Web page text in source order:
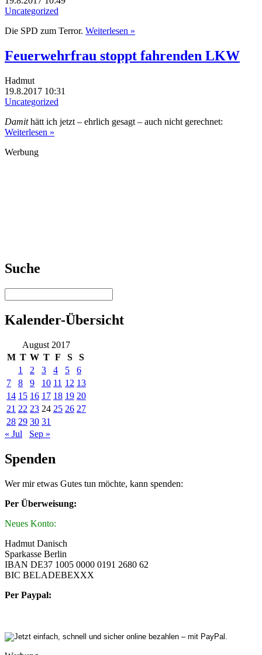
Uncategorized
Die SPD zum Terror. Weiterlesen »
Feuerwehrfrau stoppt fahrenden LKW
Hadmut
19.8.2017 10:31
Uncategorized
Damithätt ich jetzt – ehrlich gesagt – auch nicht gerechnet:
Weiterlesen »
Werbung
Suche
Kalender-Übersicht
August 2017
M T W T F S
S
1
2 3 4 5
6
7
8 9 10 11 12 13
14 15 16 17 18 19 20
21 22 23 24 25 26 27
28 29 30 31
« Jul
Sep »
Spenden
Wer mir etwas Gutes tun möchte, kann spenden:
Per Überweisung:
Neues Konto:
Hadmut Danisch
Sparkasse Berlin
IBAN DE37 1005 0000 0191 2680 62
BIC BELADEBEXXX
Per Paypal: